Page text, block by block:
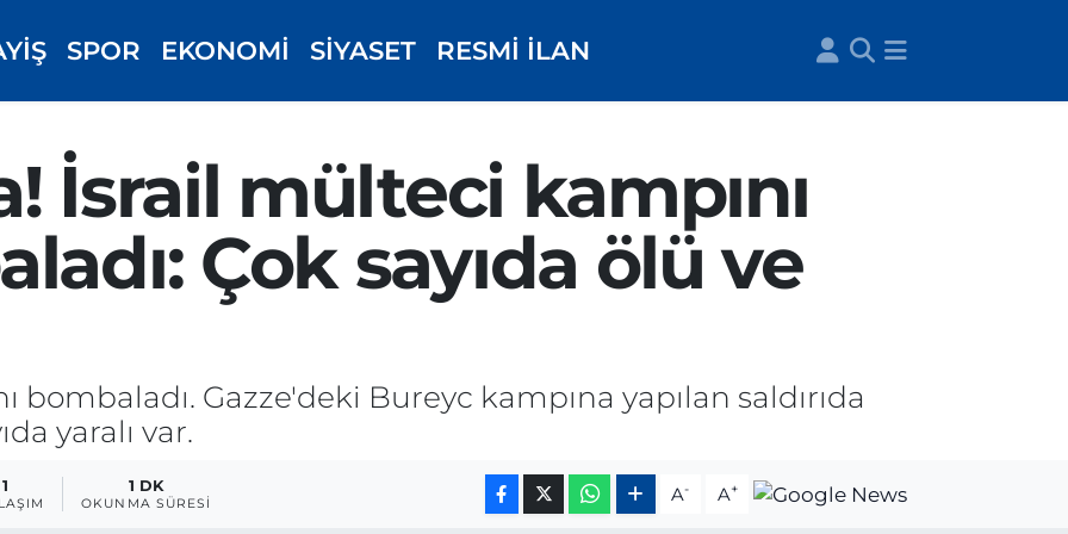
SPOR EKONOMİ SİYASET RESMİ İLAN
İsrail mülteci kampını
Çok sayıda ölü ve
bombaladı. Gazze'deki Bureyc kampına yapılan saldırıda
yaralı var.
1 1 DK
OKUNMA SÜRESI A- A+